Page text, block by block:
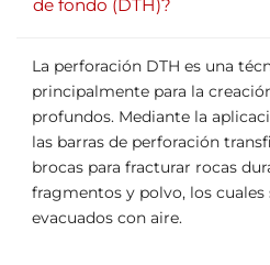
de fondo (DTH)?
La perforación DTH es una
principalmente para la
profundos. Mediante la
las barras de perforación
brocas para fracturar rocas
fragmentos y polvo, los
evacuados con aire.